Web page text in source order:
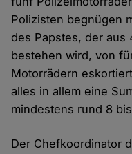
Polizisten begnügen
des Papstes, der aus
bestehen wird, von
Motorrädern
alles in allem eine
mindestens rund 8
Der Chefkoordinator